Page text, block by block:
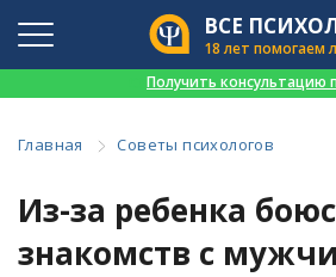
ВСЕ
18 лет помогаем
Получить консультацию
Главная Советы психологов
Из-за ребенка
знакомств с